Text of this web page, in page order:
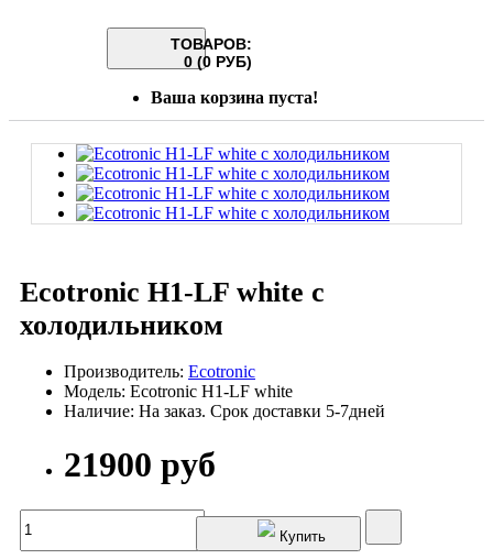
ТОВАРОВ:
0 (0 РУБ)
Ваша корзина пуста!
Ecotronic H1-LF white с
холодильником
Производитель: Ecotronic
Модель: Ecotronic H1-LF white
Наличие: На заказ. Срок доставки 5-7дней
21900 руб
Купить